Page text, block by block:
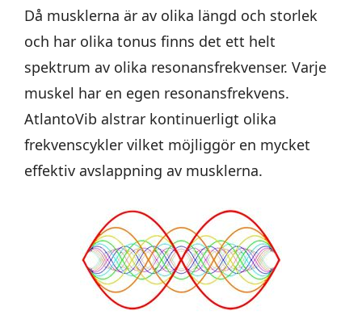
Då musklerna är av olika längd och storlek
och har olika tonus finns det ett helt
spektrum av olika resonansfrekvenser. Varje
muskel har en egen resonansfrekvens.
AtlantoVib alstrar kontinuerligt olika
frekvenscykler vilket möjliggör en mycket
effektiv avslappning av musklerna.